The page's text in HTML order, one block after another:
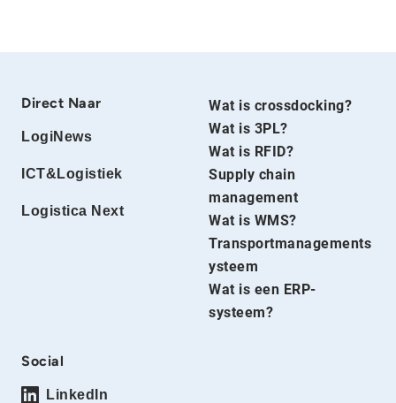
Direct Naar
LogiNews
ICT&Logistiek
Logistica Next
Wat is crossdocking?
Wat is 3PL?
Wat is RFID?
Supply chain
management
Wat is WMS?
Transportmanagements
ysteem
Wat is een ERP-
systeem?
Social
LinkedIn